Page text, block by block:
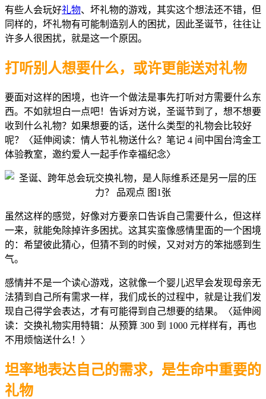
有些人会玩好礼物、坏礼物的游戏，其实这个想法还不错，但
同样的，坏礼物有可能制造别人的困扰，因此圣诞节，往往让
许多人很困扰，就是这一个原因。
打听别人想要什么， 或许更能送对礼物
要面对这样的困境，也许一个做法是事先打听对方需要什么东
西。不如就坦白一点吧！告诉对方说，圣诞节到了，想不想要
收到什么礼物？如果想要的话，送什么类型的礼物会比较好
呢？〈延伸阅读：情人节礼物送什么？笔记 4 间中国台湾金工
体验教室，邀约爱人一起手作幸福纪念〉
虽然这样的感觉，好像对方要亲口告诉自己需要什么，但这样
一来，就能免除掉许多困扰。这其实蛮像感情里面的一个困境
的：希望彼此猜心，但猜不到的时候，又对对方的笨拙感到生
气。
感情并不是一个读心游戏，这就像一个婴儿迟早会发现母亲无
法猜到自己所有需求一样，我们成长的过程中，就是让我们发
现自己得学会表达，才有可能得到自己想要的结果。〈延伸阅
读：交换礼物实用特辑：从预算 300 到 1000 元样样有，再也
不用烦恼送什么！〉
坦率地表达自己的需求， 是生命中重要的
礼物